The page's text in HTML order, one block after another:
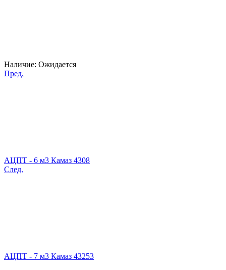
Наличие: Ожидается
Пред.
АЦПТ - 6 м3 Камаз 4308
След.
АЦПТ - 7 м3 Камаз 43253